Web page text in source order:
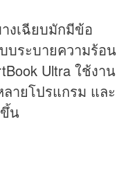
งเฉียบมักมีข้อ
บระบายความร้อน
Ultra ใช้งาน
ายโปรแกรม และ
น